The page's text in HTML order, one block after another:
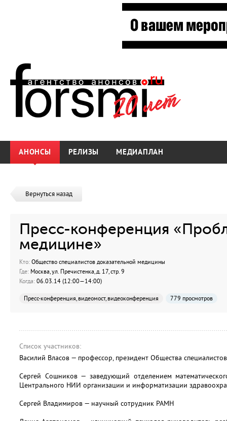
АНОНСЫ РЕЛИЗЫ МЕДИАПЛАН
Вернуться назад
Пресс-конференция
медицине»
Кто: Общество специалистов доказательной медицины
Где: Москва, ул. Пречистенка, д. 17, стр. 9
Когда: 06.03.14 (12:00—14:00)
Пресс-конференция, видеомост, видеоконференция 779 просмотров
Список участников:
Василий Власов — профессор, президент Общества
Сергей Сошников — заведующий отделением
Центрального НИИ организации и информатизации
Сергей Владимиров — научный сотрудник РАМН